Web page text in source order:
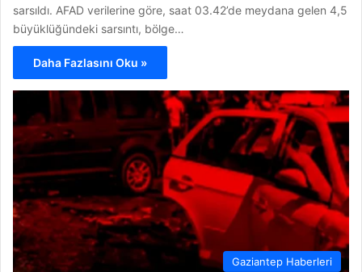
sarsıldı. AFAD verilerine göre, saat 03.42’de meydana gelen 4,5
büyüklüğündeki sarsıntı, bölge…
Daha Fazlasını Oku »
Gaziantep Haberleri